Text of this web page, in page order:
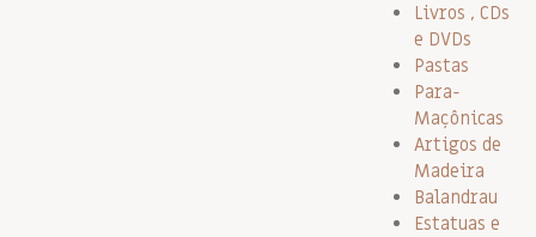
Livros , CDs
e DVDs
Pastas
Para-
Maçônicas
Artigos de
Madeira
Balandrau
Estatuas e